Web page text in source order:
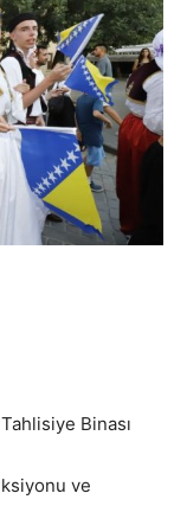
Binası
ve